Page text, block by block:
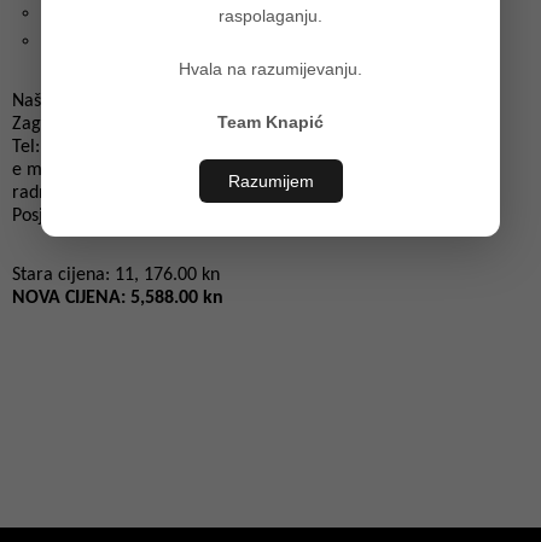
Naše proizvode možete pogledati u našem showroom-u
Zagrebačka avenija 104, Zagreb
Tel: 385 (0)1/ 349 65 99
e mail: zagreb@kuhinje-knapic.com
radno vrijeme : pon-pet , 9.00 – 20.00 sati; sub 9.00-14.00 sati
Posjetite našu web stranicu :
Stara cijena: 11, 176.00 kn
NOVA CIJENA: 5,588.00 kn
raspolaganju.
Hvala na razumijevanju.
Team Knapić
Razumijem